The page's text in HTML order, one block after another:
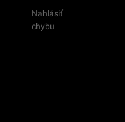
Nahlásiť
chybu